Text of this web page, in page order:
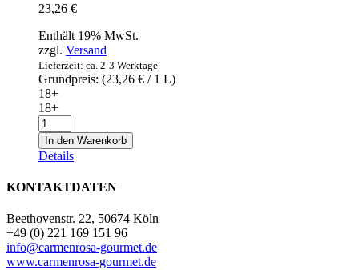
Spanischer
43
mit
Kaffee
von
den
Kanarischen
Inseln
Menge
23,26 €
Enthält 19% MwSt.
zzgl. Versand
Lieferzeit: ca. 2-3 Werktage
Grundpreis: (23,26 € / 1 L)
18+
18+
Tamburo
Vermuth
Rojo
1l
In den Warenkorb
Details
KONTAKTDATEN
Beethovenstr. 22, 50674 Köln
+49 (0) 221 169 151 96
info@carmenrosa-gourmet.de
www.carmenrosa-gourmet.de